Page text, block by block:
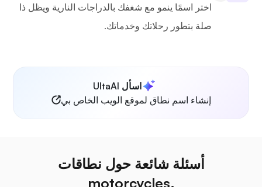
اختر اسمًا ينمو مع شغفك بالدراجات النارية ويظل ذا
صلة بتطور رحلاتك وخدماتك.
اسأل UltaAI
إنشاء اسم نطاق لموقع الويب الخاص بي
أسئلة شائعة حول نطاقات
.motorcycles